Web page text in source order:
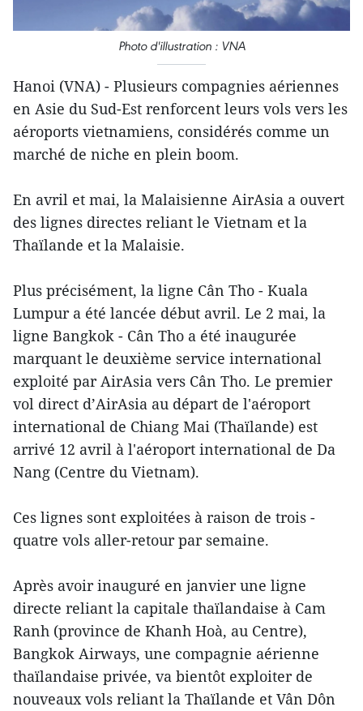
Photo d'illustration : VNA
Hanoi (VNA) - Plusieurs compagnies aériennes
en Asie du Sud-Est renforcent leurs vols vers les
aéroports vietnamiens, considérés comme un
marché de niche en plein boom.
En avril et mai, la Malaisienne AirAsia a ouvert
des lignes directes reliant le Vietnam et la
Thaïlande et la Malaisie.
Plus précisément, la ligne Cân Tho - Kuala
Lumpur a été lancée début avril. Le 2 mai, la
ligne Bangkok - Cân Tho a été inaugurée
marquant le deuxième service international
exploité par AirAsia vers Cân Tho. Le premier
vol direct d’AirAsia au départ de l'aéroport
international de Chiang Mai (Thaïlande) est
arrivé 12 avril à l'aéroport international de Da
Nang (Centre du Vietnam).
Ces lignes sont exploitées à raison de trois -
quatre vols aller-retour par semaine.
Après avoir inauguré en janvier une ligne
directe reliant la capitale thaïlandaise à Cam
Ranh (province de Khanh Hoà, au Centre),
Bangkok Airways, une compagnie aérienne
thaïlandaise privée, va bientôt exploiter de
nouveaux vols reliant la Thaïlande et Vân Dôn